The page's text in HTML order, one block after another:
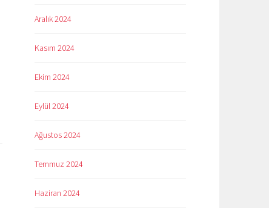
Aralık 2024
Kasım 2024
Ekim 2024
Eylül 2024
Ağustos 2024
Temmuz 2024
Haziran 2024